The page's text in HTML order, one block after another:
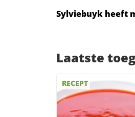
Sylviebuyk heeft
Laatste
RECEPT